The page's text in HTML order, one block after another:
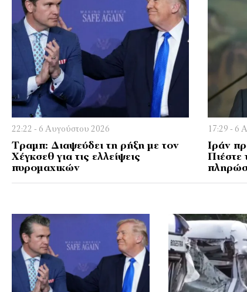
22:22 - 6 Αυγούστου 2026
Τραμπ: Διαψεύδει τη ρήξη με τον
Χέγκσεθ για τις ελλείψεις
πυρομαχικών
17:29 - 6
Ιράν
Πιέστε